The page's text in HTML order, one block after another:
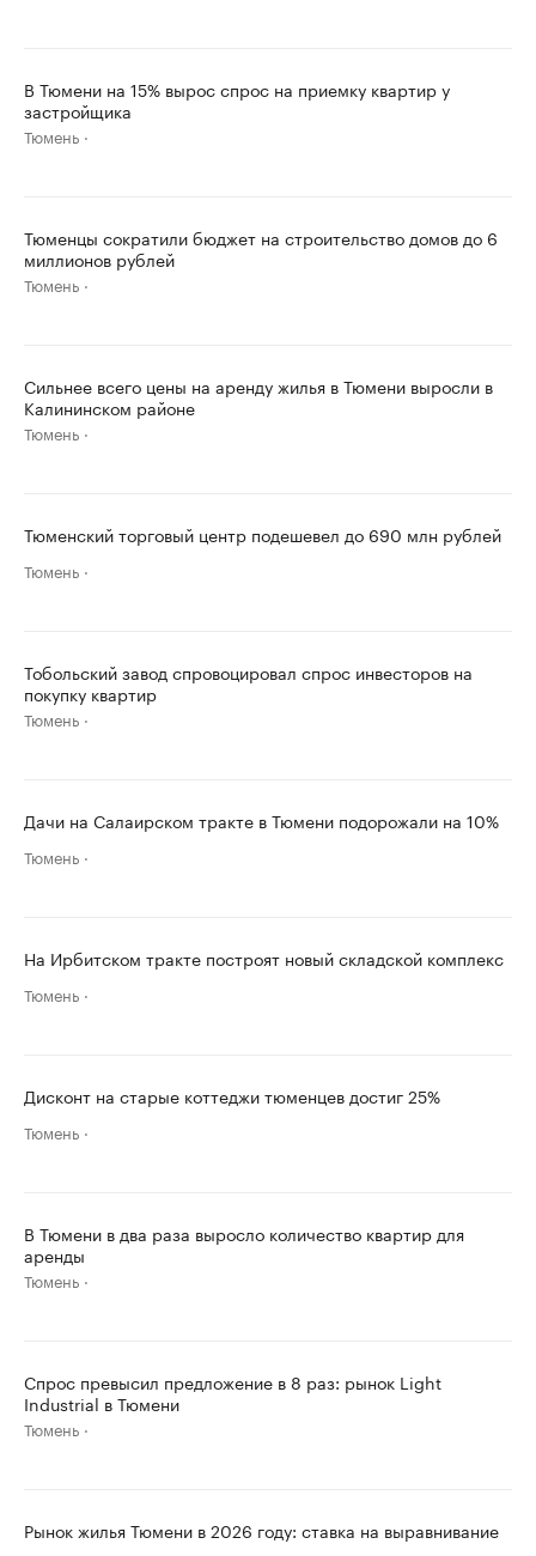
В Тюмени на 15% вырос спрос на приемку квартир у
застройщика
Тюмень
Тюменцы сократили бюджет на строительство домов до 6
миллионов рублей
Тюмень
Сильнее всего цены на аренду жилья в Тюмени выросли в
Калининском районе
Тюмень
Тюменский торговый центр подешевел до 690 млн рублей
Тюмень
Тобольский завод спровоцировал спрос инвесторов на
покупку квартир
Тюмень
Дачи на Салаирском тракте в Тюмени подорожали на 10%
Тюмень
На Ирбитском тракте построят новый складской комплекс
Тюмень
Дисконт на старые коттеджи тюменцев достиг 25%
Тюмень
В Тюмени в два раза выросло количество квартир для
аренды
Тюмень
Спрос превысил предложение в 8 раз: рынок Light
Industrial в Тюмени
Тюмень
Рынок жилья Тюмени в 2026 году: ставка на выравнивание